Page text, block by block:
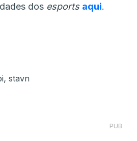
dos esports aqui.
, stavn
PUB